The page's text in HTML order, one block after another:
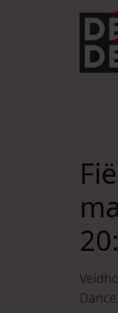
Verder naar
Ga naar
Dance